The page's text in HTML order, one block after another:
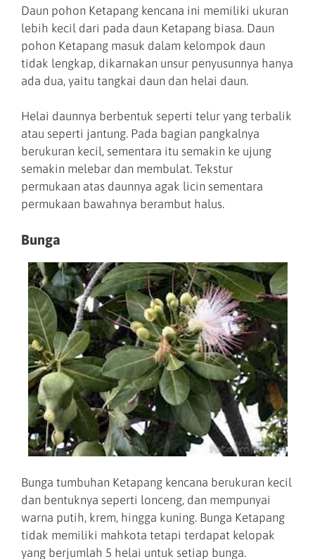
Daun pohon Ketapang kencana ini memiliki ukuran
lebih kecil dari pada daun Ketapang biasa. Daun
pohon Ketapang masuk dalam kelompok daun
tidak lengkap, dikarnakan unsur penyusunnya hanya
ada dua, yaitu tangkai daun dan helai daun.
Helai daunnya berbentuk seperti telur yang terbalik
atau seperti jantung. Pada bagian pangkalnya
berukuran kecil, sementara itu semakin ke ujung
semakin melebar dan membulat. Tekstur
permukaan atas daunnya agak licin sementara
permukaan bawahnya berambut halus.
Bunga
Bunga tumbuhan Ketapang kencana berukuran kecil
dan bentuknya seperti lonceng, dan mempunyai
warna putih, krem, hingga kuning. Bunga Ketapang
tidak memiliki mahkota tetapi terdapat kelopak
yang berjumlah 5 helai untuk setiap bunga.